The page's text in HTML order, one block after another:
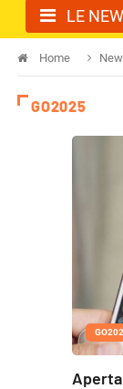
LE
Home
GO2025